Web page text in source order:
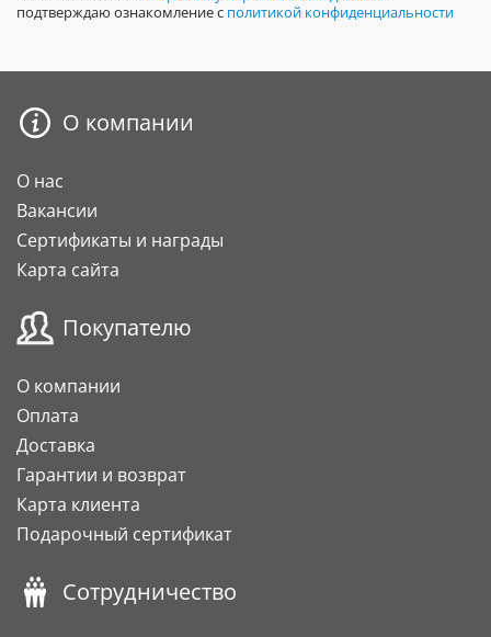
подтверждаю ознакомление с политикой конфиденциальности
О компании
О нас
Вакансии
Сертификаты и награды
Карта сайта
Покупателю
О компании
Оплата
Доставка
Гарантии и возврат
Карта клиента
Подарочный сертификат
Сотрудничество